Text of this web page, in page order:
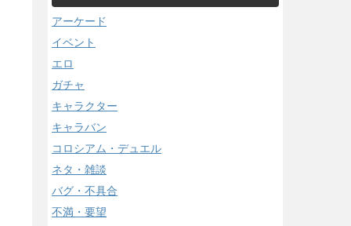
アーケード
イベント
エロ
ガチャ
キャラクター
キャラバン
コロシアム・デュエル
ネタ・雑談
バグ・不具合
不満・要望